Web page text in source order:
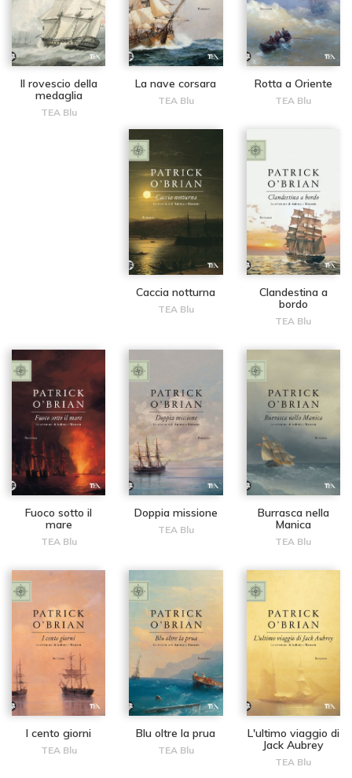
Il rovescio della
medaglia
TEA Blu
La nave corsara
TEA Blu
Rotta a Oriente
TEA Blu
Caccia notturna
TEA Blu
Clandestina a
bordo
TEA Blu
Fuoco sotto il
mare
TEA Blu
Doppia missione
TEA Blu
Burrasca nella
Manica
TEA Blu
I cento giorni
TEA Blu
Blu oltre la prua
TEA Blu
L'ultimo viaggio di
Jack Aubrey
TEA Blu